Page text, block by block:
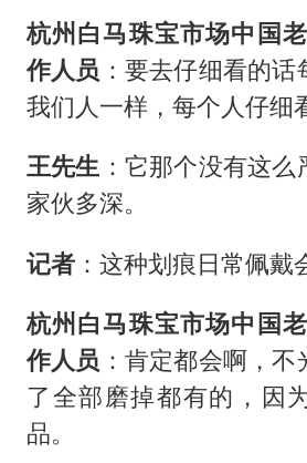
杭州白马珠宝市场中国
作人员 ：要去仔细看的
我们人一样，每个人仔细
王先生 ：它那个没有这
家伙多深。
记者：这种划痕日常佩戴
杭州白马珠宝市场中国
作人员 ：肯定都会啊，
了全部磨掉都有的，因
品。